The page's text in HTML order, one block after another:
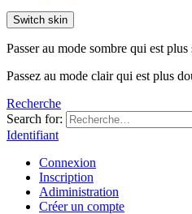
Switch skin
Passer au mode sombre qui est
Passez au mode clair qui est plus
Recherche
Search for:
Identifiant
Connexion
Inscription
Adiministration
Créer un compte